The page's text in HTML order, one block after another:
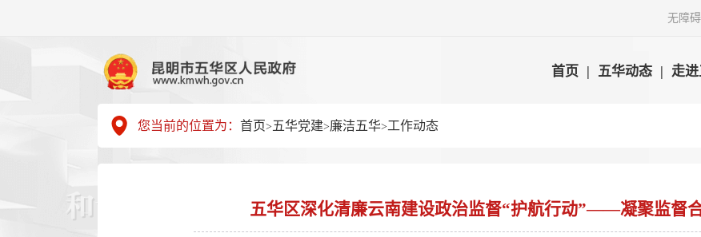
无障
首页 | 五华动态 | 走
您当前的位置为： 首页> 五华党建>廉洁五华>工作动态
五华区深化清廉云南建设政治监督“护航行动”——凝聚监督